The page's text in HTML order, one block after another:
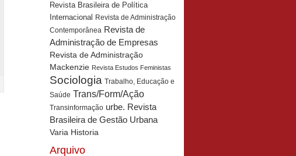
Revista Brasileira de Política
Internacional Revista de Administração
Contemporânea Revista de
Administração de Empresas
Revista de Administração
Mackenzie Revista Estudos Feministas
Sociologia Trabalho, Educação e
Saúde Trans/Form/Ação
Transinformação urbe. Revista
Brasileira de Gestão Urbana
Varia Historia
Arquivo